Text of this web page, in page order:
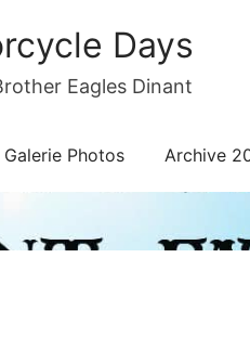
Days
Eagles Dinant
Galerie Photos Archive